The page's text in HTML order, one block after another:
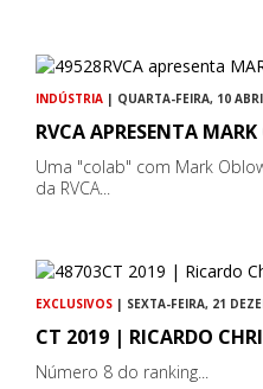
INDÚSTRIA | QUARTA-FEIRA, 10
RVCA APRESENTA
Uma "colab" com Mark
da RVCA...
EXCLUSIVOS | SEXTA-FEIRA, 21
CT 2019 | RICARDO
Número 8 do ranking...